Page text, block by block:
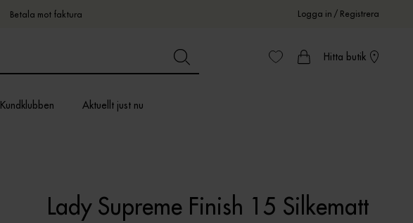
Betala mot faktura Logga in / Registrera
Hitta butik
Kundklubben Aktuellt just nu
Lady Supreme Finish 15 Silkematt